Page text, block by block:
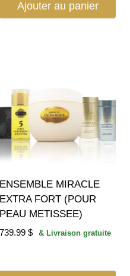
Ajouter au panier
ENSEMBLE MIRACLE
EXTRA FORT (POUR
PEAU METISSEE)
739.99 $ & Livraison gratuite